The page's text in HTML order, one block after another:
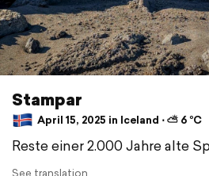
Stampar
April 15, 2025 in Iceland ⋅ ⛅ 6 °C
Reste einer 2.000 Jahre alte
See translation